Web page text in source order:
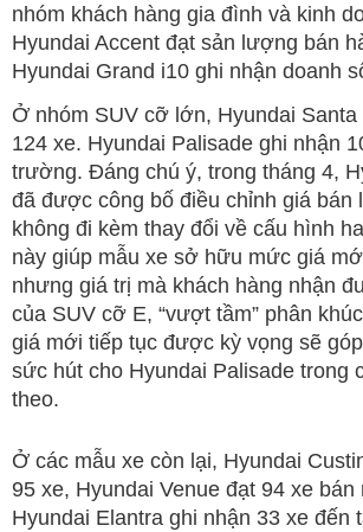
nhóm khách hàng gia đình và kinh
Hyundai Accent đạt sản lượng bán
Hyundai Grand i10 ghi nhận doanh
Ở nhóm SUV cỡ lớn, Hyundai
124 xe. Hyundai Palisade ghi nhận
trường. Đáng chú ý, trong tháng 4,
đã được công bố điều chỉnh giá bán
không đi kèm thay đổi về cấu hình
này giúp mẫu xe sở hữu mức giá
nhưng giá trị mà khách hàng nhận
của SUV cỡ E, “vượt tầm” phân
giá mới tiếp tục được kỳ vọng sẽ
sức hút cho Hyundai Palisade trong
theo.
Ở các mẫu xe còn lại, Hyundai
95 xe, Hyundai Venue đạt 94 xe
Hyundai Elantra ghi nhận 33 xe đến